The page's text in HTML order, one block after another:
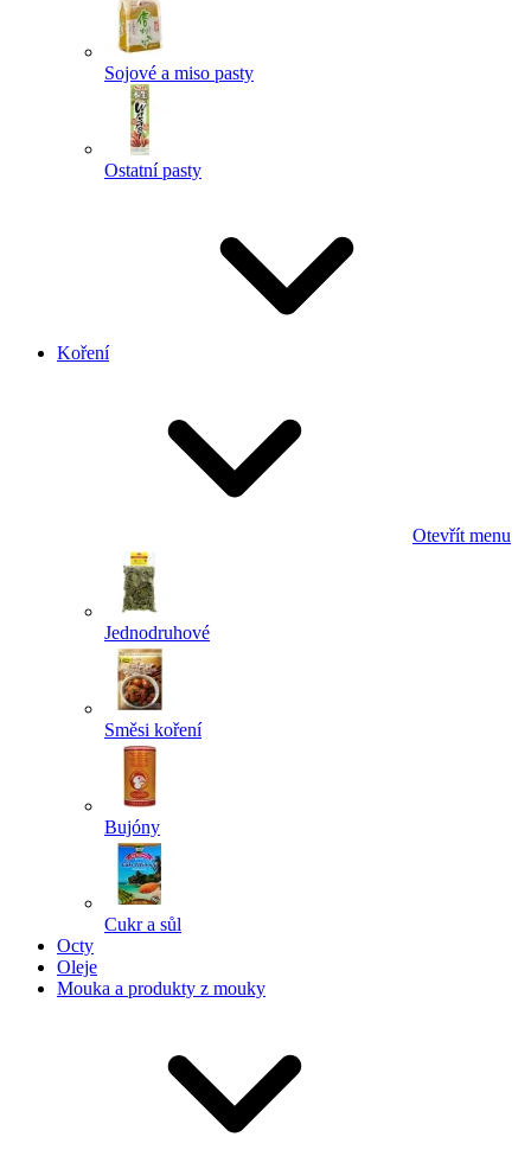
Sojové a miso pasty
Ostatní pasty
Koření
Otevřít menu
Jednodruhové
Směsi koření
Bujóny
Cukr a sůl
Octy
Oleje
Mouka a produkty z mouky